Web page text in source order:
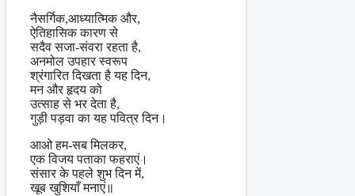
नैसर्गिक,आध्यात्मिक और,
ऐतिहासिक कारण से
सदैव सजा-संवरा रहता है,
अनमोल उपहार स्वरूप
श्रंगारित दिखता है यह दिन,
मन और हृदय को
उत्साह से भर देता है,
गुड़ी पड़वा का यह पवित्र दिन।
आओ हम-सब मिलकर,
एक विजय पताका फहराएं।
संसार के पहले शुभ दिन में,
खूब खुशियाँ मनाएं॥